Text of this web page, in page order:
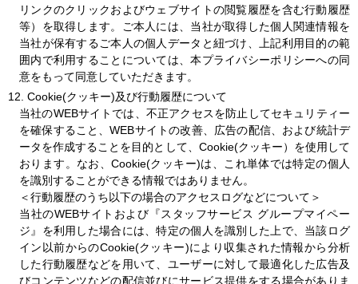
リンクのクリックおよびウェブサイトの閲覧履歴を含む行動履歴
等）を取得します。ご本人には、当社が取得した個人関連情報を
当社が保有するご本人の個人データと紐づけ、上記利用目的の範
囲内で利用することについては、本プライバシーポリシーへの同
意をもって同意していただきます。
12. Cookie(クッキー)及び行動履歴について
当社のWEBサイトでは、不正アクセスを防止してセキュリティー
を確保すること、WEBサイトの改善、広告の配信、および統計デ
ータを作成することを目的として、Cookie(クッキー）を使用して
おります。なお、Cookie(クッキー)は、これ単体では特定の個人
を識別することができる情報ではありません。
＜行動履歴のうち以下の場合のアクセスログなどについて＞
当社のWEBサイトおよび『スタッフサービス グループマイペー
ジ』を利用した場合には、特定の個人を識別した上で、当該ログ
イン以前からのCookie(クッキー)により収集された情報から分析
した行動履歴などを用いて、ユーザーに対して最適化した広告及
びコンテンツなどの配信並びにサービス提供をする場合がありま